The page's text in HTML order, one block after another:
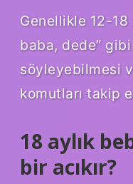
Genellikle 12-18
baba, dede”
söyleyebilmesi
komutları takip
18 aylık
bir acıkır?